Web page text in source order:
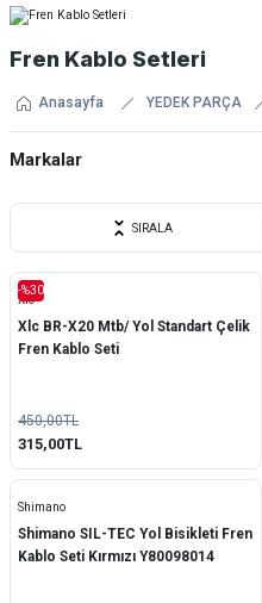
Fren Kablo Setleri
Anasayfa YEDEK PARÇA
Markalar
Shimano
Xlc
SIRALA
-%30
Xlc
Xlc BR-X20 Mtb/ Yol Standart Çelik
Fren Kablo Seti
450,00TL
315,00TL
Shimano
Shimano SIL-TEC Yol Bisikleti Fren
Kablo Seti Kırmızı Y80098014